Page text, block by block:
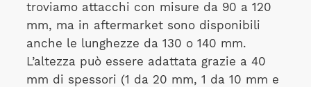
troviamo attacchi con misure da 90 a 120
mm, ma in aftermarket sono disponibili
anche le lunghezze da 130 o 140 mm.
L’altezza può essere adattata grazie a 40
mm di spessori (1 da 20 mm, 1 da 10 mm e